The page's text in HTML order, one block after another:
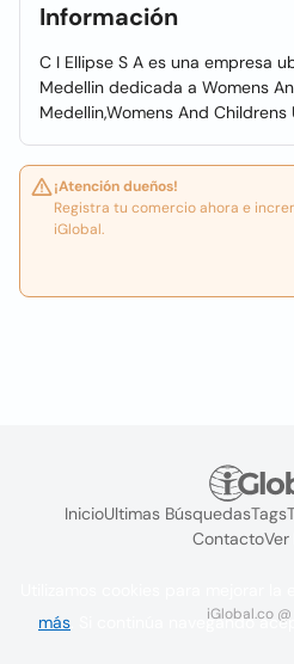
Información
C I Ellipse S A es una empresa
Medellin dedicada a Womens
Medellin,Womens And Childrens
¡Atención dueños!
Registra tu comercio ahora e
iGlobal.
InicioUltimas BúsquedasTags
ContactoVer
iGlobal.co
más . Si continúa navegando